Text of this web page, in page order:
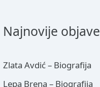
Najnovije objave
Zlata Avdić – Biografija
Lepa Brena – Biografija